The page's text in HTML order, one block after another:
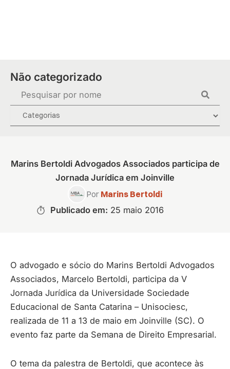
Não categorizado
Marins Bertoldi Advogados Associados participa de
Jornada Jurídica em Joinville
Por Marins Bertoldi
Publicado em: 25 maio 2016
O advogado e sócio do Marins Bertoldi Advogados
Associados, Marcelo Bertoldi, participa da V
Jornada Jurídica da Universidade Sociedade
Educacional de Santa Catarina – Unisociesc,
realizada de 11 a 13 de maio em Joinville (SC). O
evento faz parte da Semana de Direito Empresarial.
O tema da palestra de Bertoldi, que acontece às